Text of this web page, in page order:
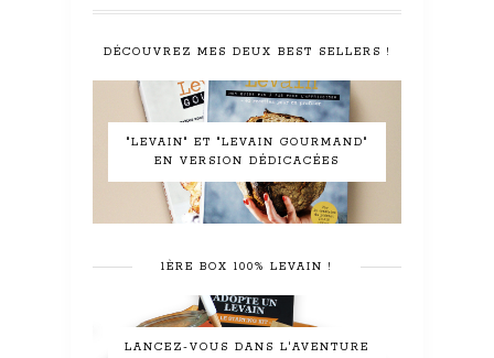
DÉCOUVREZ MES DEUX BEST SELLERS !
"LEVAIN" ET "LEVAIN GOURMAND"
EN VERSION DÉDICACÉES
1ÈRE BOX 100% LEVAIN !
LANCEZ-VOUS DANS L'AVENTURE